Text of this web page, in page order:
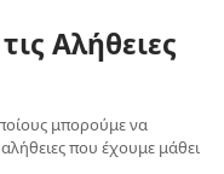
Αλήθειες
μπορούμε να
που έχουμε μάθει